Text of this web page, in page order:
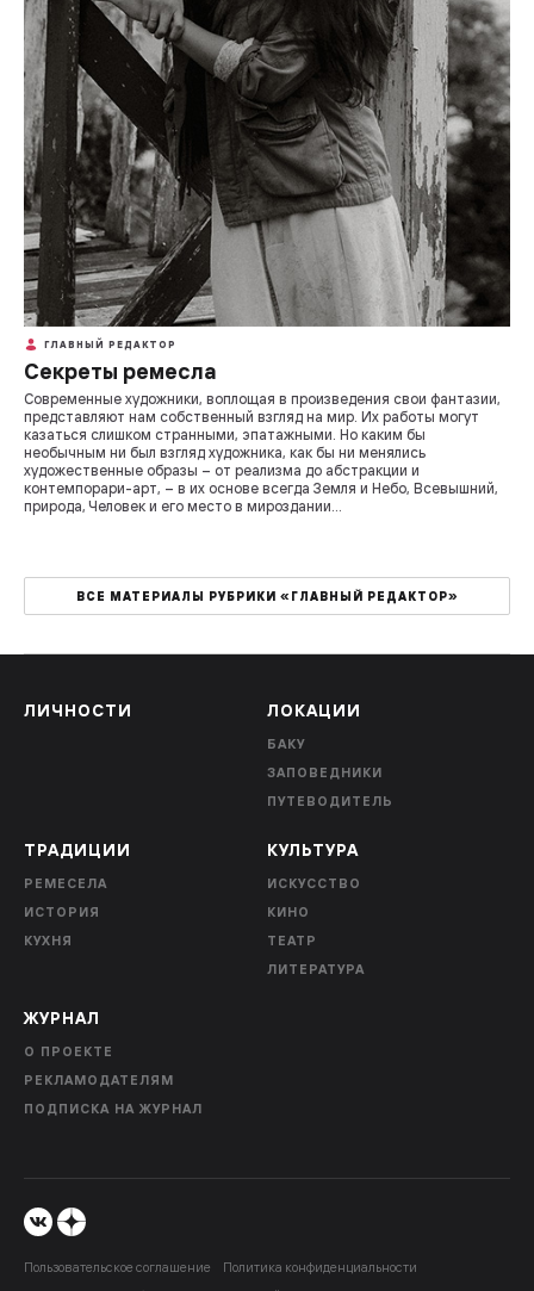
ГЛАВНЫЙ РЕДАКТОР
Секреты ремесла
Современные художники, воплощая в произведения свои фантазии,
представляют нам собственный взгляд на мир. Их работы могут
казаться слишком странными, эпатажными. Но каким бы
необычным ни был взгляд художника, как бы ни менялись
художественные образы – от реализма до абстракции и
контемпорари-арт, – в их основе всегда Земля и Небо, Всевышний,
природа, Человек и его место в мироздании…
ВСЕ МАТЕРИАЛЫ РУБРИКИ «ГЛАВНЫЙ РЕДАКТОР»
ЛИЧНОСТИ ЛОКАЦИИ
БАКУ
ЗАПОВЕДНИКИ
ПУТЕВОДИТЕЛЬ
ТРАДИЦИИ
РЕМЕСЕЛА
ИСТОРИЯ
КУХНЯ
КУЛЬТУРА
ИСКУССТВО
КИНО
ТЕАТР
ЛИТЕРАТУРА
ЖУРНАЛ
О ПРОЕКТЕ
РЕКЛАМОДАТЕЛЯМ
ПОДПИСКА НА ЖУРНАЛ
Пользовательское соглашение
Политика конфиденциальности